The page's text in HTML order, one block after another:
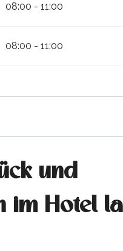
08:00 - 11:00
08:00 - 11:00
und
im Hotel la